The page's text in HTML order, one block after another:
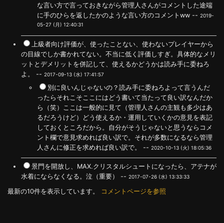
な言い方で言っておきながら管理人さんがコメントした途端
に手のひらを返したかのような言い方のコメントww -- 2019-
05-27 (月) 12:40:31
上級者向け評価が、使ったことない、使わないプレイヤーから
の目線でしか書かれてない。不当に低く評価しすぎ。具体的なメリ
ットとデメリットを併記して、使えるかどうかは読み手に委ねろ
よ。 -- 2017-09-13 (水) 17:41:57
別に良いんじゃないの？読み手に委ねろよって言うんだ
ったらそれこそここにはどう書いて当たって良い訳なんだか
ら（笑）ここは一般的に見て（管理人さんの主観も多少はあ
るだろうけど）どう使えるか・運用していくかの意見を表記
しておくところだから。自分がそうじゃないと思うならコメ
ント欄で意見求めれば良い訳で。それが多数になるなら管理
人さんに修正を求めれば良い訳で。 -- 2020-10-13 (火) 18:05:36
景門を開放し、MAX.クリスタルシュートになったら、アテナが
水着にならなくなる。泣（重要） -- 2017-07-26 (水) 13:33:33
最新の10件を表示しています。 コメントページを参照